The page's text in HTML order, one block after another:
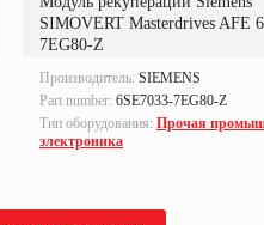
SIMOVERT Masterdrives AFE
7EG80-Z
Производитель: SIEMENS
Part number: 6SE7033-7EG80-Z
Тип оборудования: Прочая
электроника